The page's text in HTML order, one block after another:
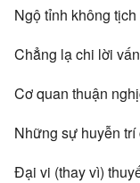
Ngộ tỉnh không
Chẳng lạ chi lời
Cơ quan thuận
Những sự huyễn
Đại vi (thay vì)